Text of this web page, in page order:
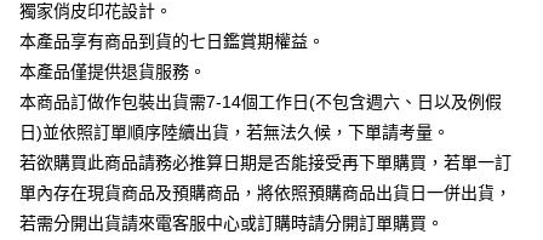
成交易。
3.實際核准額度、可分期數及費用金額請依後續交易確認頁面所載為準。
4.訂單成立30分鐘內，如未前往確認交易或遇審核未通過，訂單將自動取
消。如遇「轉專審核」未通過狀況，表示未達大哥付你分期系統評分，恕無
法說明評估內容。
【繳款方式說明】
1.分期款項不併入電信帳單，「大哥付你分期」於每月結算日後寄送繳費提
2.透過簡訊連結打開帳單後，可選擇「超商條碼／台灣大直營門市／銀行轉
帳／街口支付／iPASS MONEY」等通路繳費。
【關於「AFTEE先享後付」】
AFTEE先享後付是「在收到商品之後才付款」的支付方式。 讓您購物簡單
１．簡單：不需註冊會員、不需綁卡、不需儲值。
２．便利：只要手機號碼，簡訊認證，即可結帳。
３．安心：先確認商品／服務後，再付款。
【「AFTEE先享後付」結帳流程】
１．於結帳方式選擇「AFTEE先享後付」後，將跳轉至「AFTEE先享後付」
２．訂單成立數日內，您將收到繳費通知簡訊。
ATM付款
運送方式
全家付款取貨
每筆NT$65，滿NT$899(含以上)免運費
付款後全家取貨
獨家俏皮印花設計。
本產品享有商品到貨的七日鑑賞期權益。
本產品僅提供退貨服務。
本商品訂做作包裝出貨需7-14個工作日(不包含週六、日以及例假
日)並依照訂單順序陸續出貨，若無法久候，下單請考量。
若欲購買此商品請務必推算日期是否能接受再下單購買，若單一訂
單內存在現貨商品及預購商品，將依照預購商品出貨日一併出貨，
若需分開出貨請來電客服中心或訂購時請分開訂單購買。